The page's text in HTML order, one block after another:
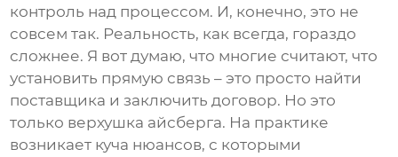
контроль над процессом. И, конечно, это не
совсем так. Реальность, как всегда, гораздо
сложнее. Я вот думаю, что многие считают, что
установить прямую связь – это просто найти
поставщика и заключить договор. Но это
только верхушка айсберга. На практике
возникает куча нюансов, с которыми